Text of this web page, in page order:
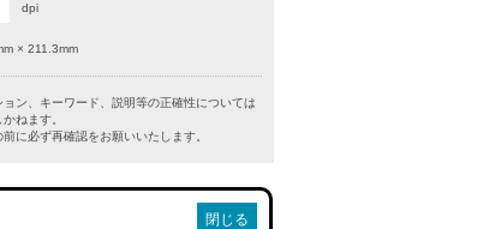
dpi
× 211.3mm
ン、キーワード、説明等の正確性については
ねます。
に必ず再確認をお願いいたします。
閉じる